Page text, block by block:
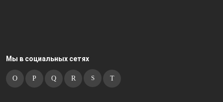
Мы в социальных сетях